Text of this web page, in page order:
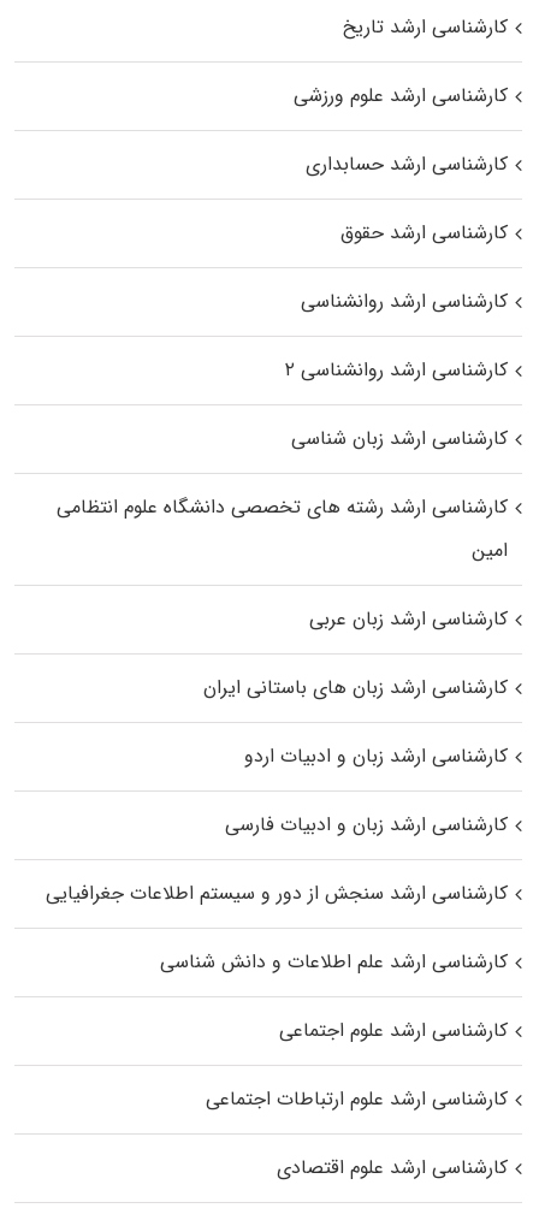
کارشناسی ارشد تاریخ
کارشناسی ارشد علوم ورزشی
کارشناسی ارشد حسابداری
کارشناسی ارشد حقوق
کارشناسی ارشد روانشناسی
کارشناسی ارشد روانشناسی ۲
کارشناسی ارشد زبان شناسی
کارشناسی ارشد رﺷﺘﻪ ﻫﺎی تخصصی داﻧﺸﮕﺎه ﻋﻠﻮم انتظامی
اﻣﻴﻦ
کارشناسی ارشد زبان عربی
کارشناسی ارشد زبان‌ های باستانی ایران
کارشناسی ارشد زبان و ادبیات اردو
کارشناسی ارشد زبان و ادبیات فارسی
کارشناسی ارشد سنجش از دور و سیستم اطلاعات جغرافیایی
کارشناسی ارشد علم اطلاعات و دانش شناسی
کارشناسی ارشد علوم اجتماعی
کارشناسی ارشد علوم ارتباطات اجتماعی
کارشناسی ارشد علوم اقتصادی